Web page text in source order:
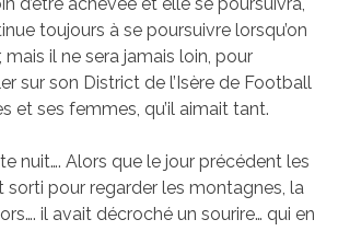
toujours à se poursuivre lorsqu’on
mais il ne sera jamais loin, pour
sur son District de l’Isère de Football
et ses femmes, qu’il aimait tant.
nuit…. Alors que le jour précédent les
sorti pour regarder les montagnes, la
il avait décroché un sourire… qui en